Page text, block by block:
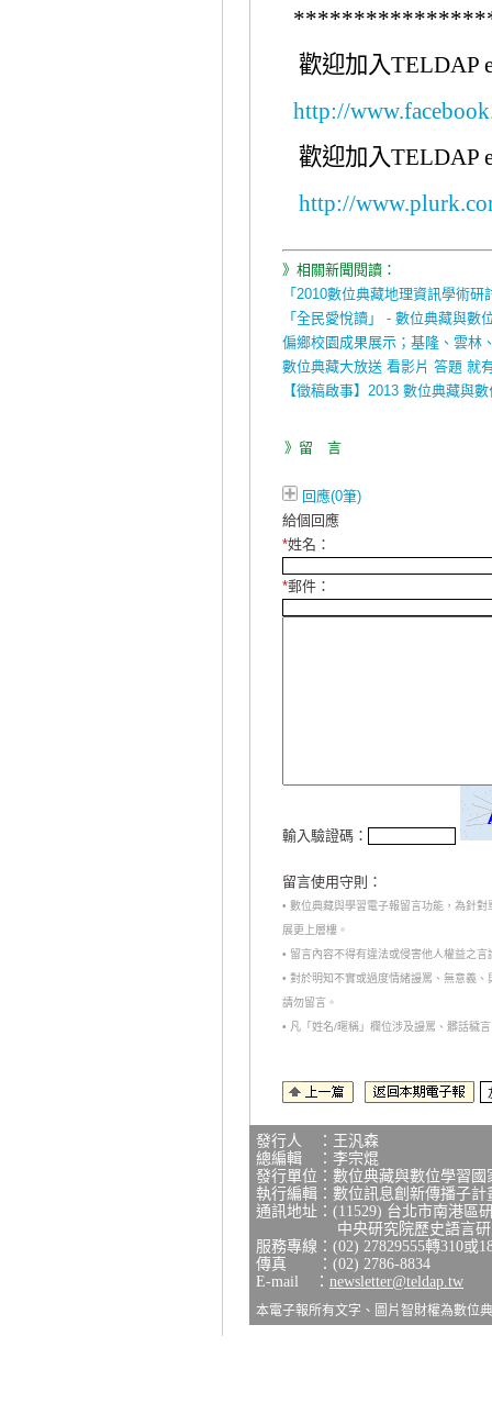
歡迎加入TELDAP
http://
歡迎加入TELDAP
http://
》相關新聞閱讀：
「2010數位典藏地理資訊學術
「全民愛悅讀」 - 數位典藏與數
偏鄉校園成果展示；基隆、雲林
數位典藏大放送 看影片 答題 就
【徵稿啟事】2013 數位典藏與
》留 言
回應(0筆)
給個回應
*姓名：
*郵件：
輸入驗證碼：
留言使用守則：
• 數位典藏與學習電子報留言功能，為針
展更上層樓。
• 留言內容不得有違法或侵害他人權益之
• 對於明知不實或過度情緒謾罵、無意義
請勿留言。
• 凡「姓名/暱稱」欄位涉及謾罵、髒話穢
發行人 ：王汎森
總編輯 ：李宗焜
發行單位：數位典藏與數位學習
執行編輯：數位訊息創新傳播子計
通訊地址：(11529) 台北市南港區
中央研究院歷史語言研究
服務專線：(02) 27829555轉310或
傳真 ：(02) 2786-8834
E-mail ： newsletter@teldap.tw
本電子報所有文字、圖片智財權為數位